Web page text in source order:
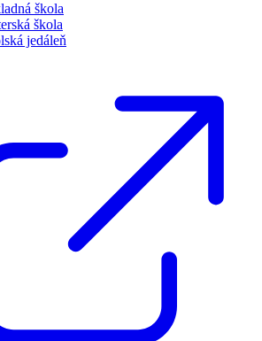
škola
škola
jedáleň